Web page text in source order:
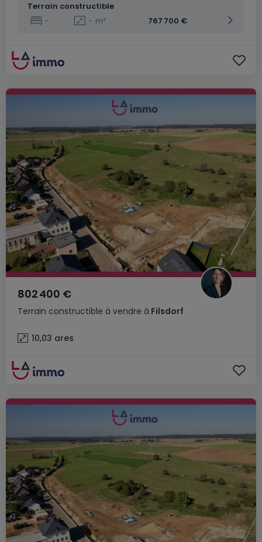
Terrain constructible
-
- m² 767 700 €
Terrain constructible à vendre à Filsdorf
802 400 €
10,03 ares